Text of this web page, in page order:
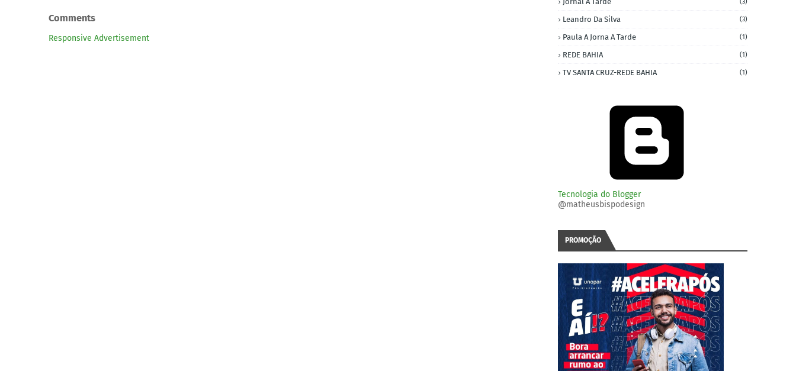
Comments
Responsive Advertisement
Leandro Da Silva (3)
Paula A Jorna A Tarde (1)
REDE BAHIA (1)
TV SANTA CRUZ-REDE BAHIA (1)
Tecnologia do Blogger
@matheusbispodesign
PROMOÇÃO